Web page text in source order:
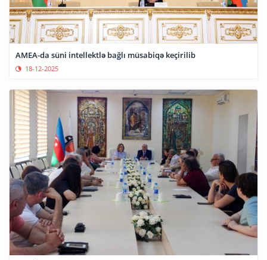
AMEA-da süni intellektlə bağlı müsabiqə keçirilib
18-12-2025